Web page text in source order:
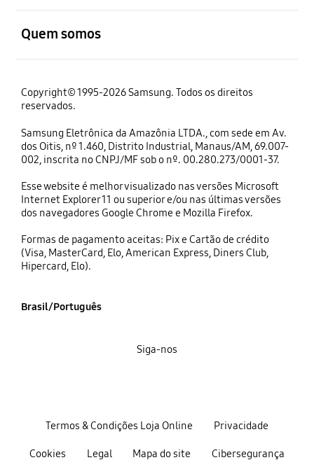
Quem somos
Copyright© 1995-2026 Samsung. Todos os direitos
reservados.
Samsung Eletrônica da Amazônia LTDA., com sede em Av.
dos Oitis, nº 1.460, Distrito Industrial, Manaus/AM, 69.007-
002, inscrita no CNPJ/MF sob o nº. 00.280.273/0001-37.
Esse website é melhor visualizado nas versões Microsoft
Internet Explorer 11 ou superior e/ou nas últimas versões
dos navegadores Google Chrome e Mozilla Firefox.
Formas de pagamento aceitas: Pix e Cartão de crédito
(Visa, MasterCard, Elo, American Express, Diners Club,
Hipercard, Elo).
Brasil/Português
Termos & Condições Loja Online Privacidade
Cookies Legal Mapa do site Cibersegurança
Siga-nos